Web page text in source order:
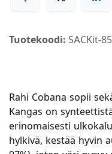
Tuotekoodi: SACKit-
Rahi Cobana sopii
Kangas on
erinomaisesti
hylkivä, kestää hyvin